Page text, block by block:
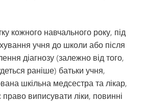
кожного навчального року, під
учня до школи або після
діагнозу (залежно від того,
раніше) батьки учня,
шкільна медсестра та лікар,
виписувати ліки, повинні